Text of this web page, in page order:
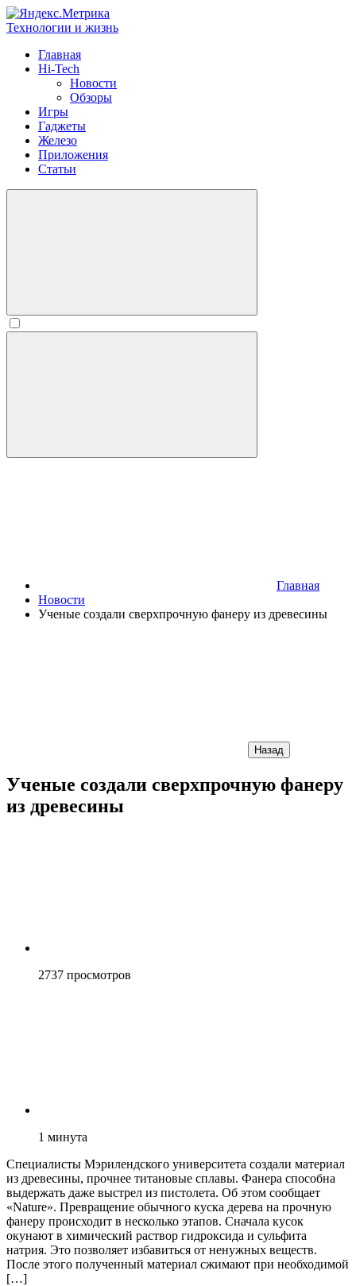
Технологии и жизнь
Главная
Hi-Tech
Новости
Обзоры
Игры
Гаджеты
Железо
Приложения
Статьи
Главная
Новости
Ученые создали сверхпрочную фанеру из древесины
Назад
Ученые создали сверхпрочную фанеру
из древесины
2737 просмотров
1 минута
Специалисты Мэрилендского университета создали материал
из древесины, прочнее титановые сплавы. Фанера способна
выдержать даже выстрел из пистолета. Об этом сообщает
«Nature». Превращение обычного куска дерева на прочную
фанеру происходит в несколько этапов. Сначала кусок
окунают в химический раствор гидроксида и сульфита
натрия. Это позволяет избавиться от ненужных веществ.
После этого полученный материал сжимают при необходимой
[…]